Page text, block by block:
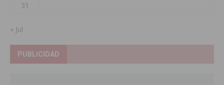
31
« Jul
PUBLICIDAD